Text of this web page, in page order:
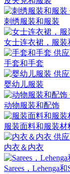
刺绣服装和服装
女士连衣裙，服装
手套和手套
婴幼儿服装
动物服装和配饰
服装面料和服装材
内衣＆内衣
Sarees，Lehenga